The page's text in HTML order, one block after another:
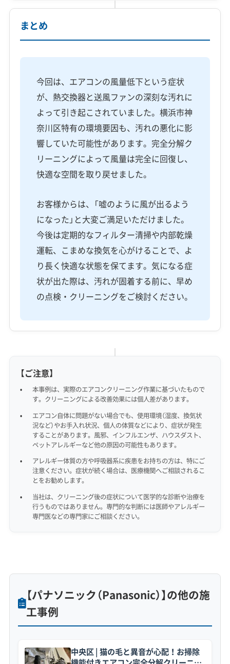
まとめ
今回は、エアコンの風量低下という症状
が、熱交換器と送風ファンの深刻な汚れに
よって引き起こされていました。横浜市神
奈川区特有の環境要因も、汚れの悪化に影
響していた可能性があります。完全分解ク
リーニングによって風量は完全に回復し、
快適な空間を取り戻せました。
お客様からは、「嘘のように風が出るよう
になった」と大変ご満足いただけました。
今後は定期的なフィルター清掃や内部乾燥
運転、こまめな換気を心がけることで、よ
り長く快適な状態を保てます。気になる症
状が出た際は、汚れが固着する前に、早め
の点検・クリーニングをご検討ください。
【ご注意】
本事例は、実際のエアコンクリーニング作業に基づいたもので
す。クリーニングによる改善効果には個人差があります。
エアコン自体に問題がない場合でも、使用環境（湿度、換気状
況など）やお手入れ状況、個人の体質などにより、症状が発生
することがあります。風邪、インフルエンザ、ハウスダスト、
ペットアレルギーなど他の原因の可能性もあります。
アレルギー体質の方や呼吸器系に疾患をお持ちの方は、特にご
注意ください。症状が続く場合は、医療機関へご相談されるこ
とをお勧めします。
当社は、クリーニング後の症状について医学的な診断や治療を
行うものではありません。専門的な判断には医師やアレルギー
専門医などの専門家にご相談ください。
【パナソニック（Panasonic）】の他の施
工事例
中央区 | 猫の毛と異音が心配！お掃除